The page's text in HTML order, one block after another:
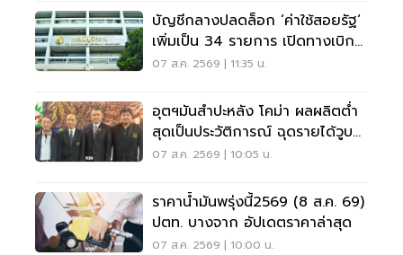
บัญชีกลางปลดล็อก ‘ค่าใช้สอยรัฐ‘
เพิ่มเป็น 34 รายการ เปิดทางเบิก
ค่าซอฟต์แวร์
07 ส.ค. 2569 | 11:35 น.
อุตฯมันสำปะหลัง โคม่า ผลผลิตต่ำ
สุดเป็นประวัติการณ์ ฉุดรายได้วูบ
กว่า 8.5 หมื่นล้าน
07 ส.ค. 2569 | 10:05 น.
ราคาน้ำมันพรุ่งนี้2569 (8 ส.ค. 69)
ปตท. บางจาก อัปเดตราคาล่าสุด
07 ส.ค. 2569 | 10:00 น.